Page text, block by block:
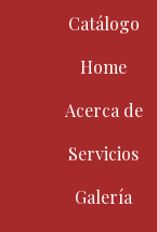
Catálogo
Home
Acerca de
Servicios
Galería